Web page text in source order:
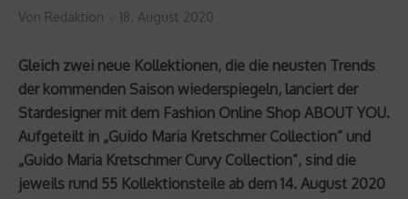
Von Redaktion 18. August 2020
Gleich zwei neue Kollektionen, die die neusten Trends
der kommenden Saison wiederspiegeln, lanciert der
Stardesigner mit dem Fashion Online Shop ABOUT YOU.
Aufgeteilt in „Guido Maria Kretschmer Collection” und
„Guido Maria Kretschmer Curvy Collection”, sind die
jeweils rund 55 Kollektionsteile ab dem 14. August 2020